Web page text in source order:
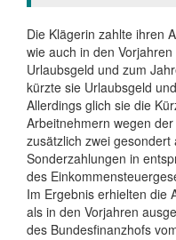
Die Klägerin zahlte ihren
wie auch in den
Urlaubsgeld und zum
kürzte sie Urlaubsgeld
Allerdings glich sie die
Arbeitnehmern wegen
zusätzlich zwei
Sonderzahlungen in
des
Im Ergebnis erhielten die
als in den Vorjahren
des Bundesfinanzhofs